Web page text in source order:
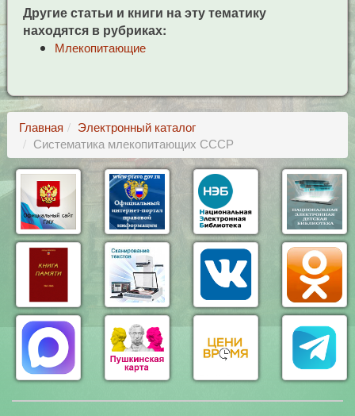
Другие статьи и книги на эту тематику
находятся в рубриках:
Млекопитающие
Главная
Электронный каталог
Систематика млекопитающих СССР